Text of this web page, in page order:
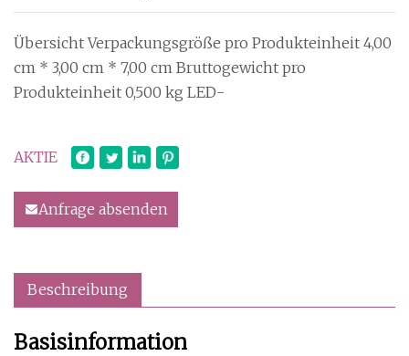
Übersicht Verpackungsgröße pro Produkteinheit 4,00
cm * 3,00 cm * 7,00 cm Bruttogewicht pro
Produkteinheit 0,500 kg LED-
AKTIE
Anfrage absenden
Beschreibung
Basisinformation